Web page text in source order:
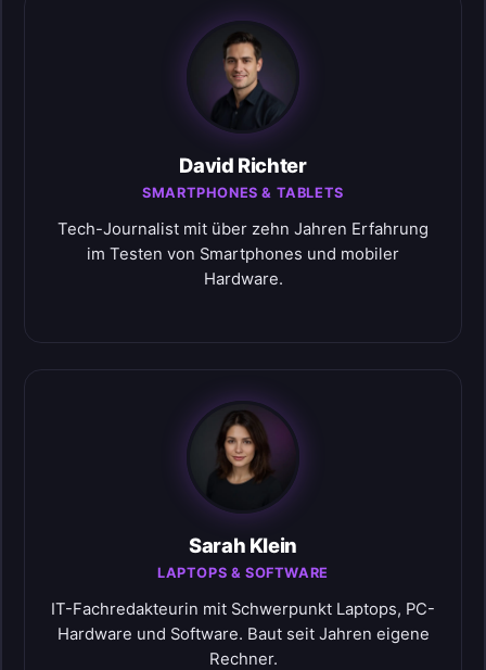
David Richter
SMARTPHONES & TABLETS
Tech-Journalist mit über zehn Jahren Erfahrung
im Testen von Smartphones und mobiler
Hardware.
Sarah Klein
LAPTOPS & SOFTWARE
IT-Fachredakteurin mit Schwerpunkt Laptops, PC-
Hardware und Software. Baut seit Jahren eigene
Rechner.